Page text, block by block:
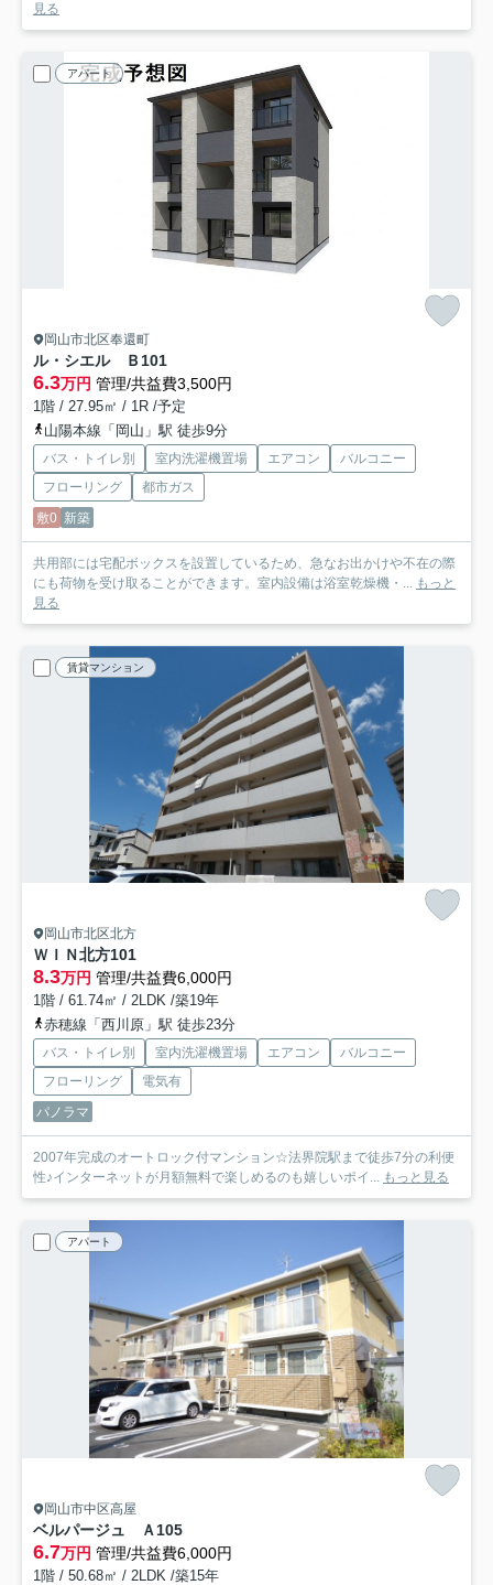
見る
アパート
岡山市北区奉還町
ル・シエル Ｂ101
6.3万円 管理/共益費3,500円
1階 / 27.95㎡ / 1R /予定
山陽本線「岡山」駅 徒歩9分
バス・トイレ別 室内洗濯機置場 エアコン
バルコニー
フローリング
都市ガス
敷0 新築
共用部には宅配ボックスを設置しているため、急なお出かけや不在の際
にも荷物を受け取ることができます。室内設備は浴室乾燥機・... もっと
見る
賃貸マンション
岡山市北区北方
ＷＩＮ北方101
8.3万円 管理/共益費6,000円
1階 / 61.74㎡ / 2LDK /築19年
赤穂線「西川原」駅 徒歩23分
バス・トイレ別 室内洗濯機置場 エアコン
バルコニー
フローリング
電気有
パノラマ
2007年完成のオートロック付マンション☆法界院駅まで徒歩7分の利便
性♪インターネットが月額無料で楽しめるのも嬉しいポイ... もっと見る
アパート
岡山市中区高屋
ベルパージュ Ａ 105
6.7万円 管理/共益費6,000円
1階 / 50.68㎡ / 2LDK /築15年